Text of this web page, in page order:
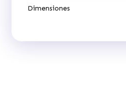
Dimensiones